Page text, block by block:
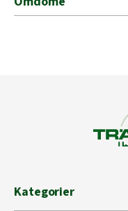
Kategorier